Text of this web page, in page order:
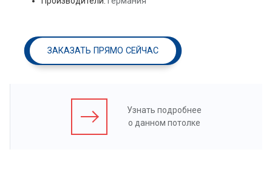
ЗАКАЗАТЬ ПРЯМО СЕЙЧАС
Узнать подробнее
о данном потолке